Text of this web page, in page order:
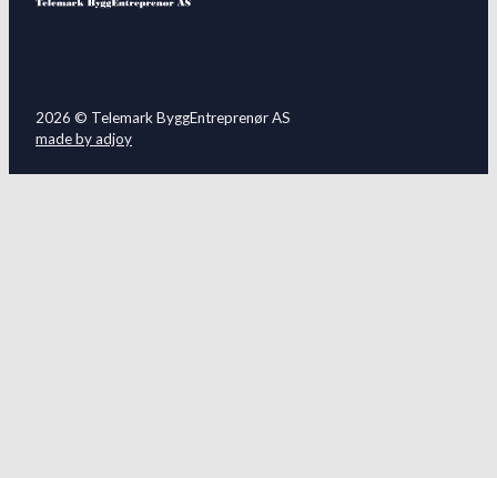
2026 © Telemark ByggEntreprenør AS
made by adjoy